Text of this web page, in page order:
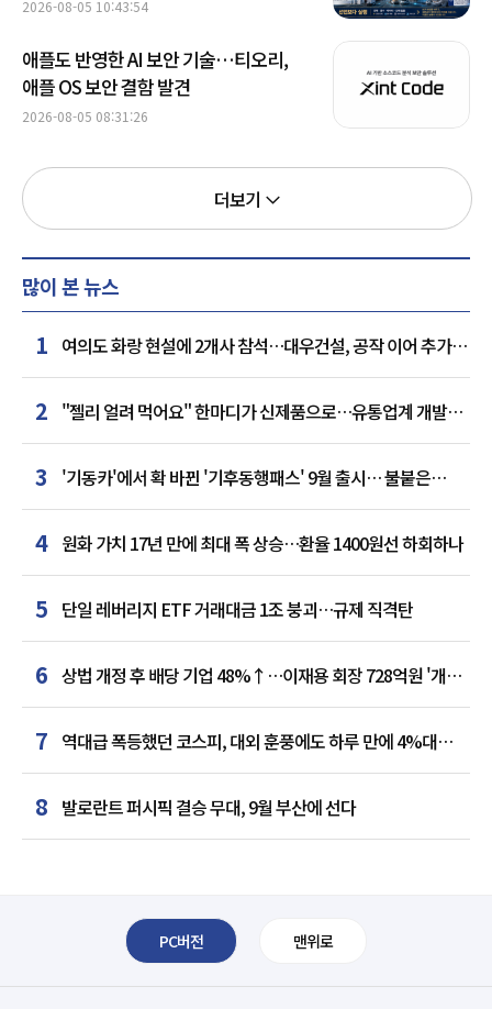
2026-08-05 10:43:54
애플도 반영한 AI 보안 기술…티오리,
애플 OS 보안 결함 발견
2026-08-05 08:31:26
더보기
많이 본 뉴스
1 여의도 화랑 현설에 2개사 참석…대우건설, 공작 이어 추가
거점 확보하나
2 "젤리 얼려 먹어요" 한마디가 신제품으로…유통업계 개발실
된 SNS
3
'기동카'에서 확 바뀐 '기후동행패스' 9월 출시… 불붙은
카드사 경쟁
4 원화 가치 17년 만에 최대 폭 상승…환율 1400원선 하회하나
5 단일 레버리지 ETF 거래대금 1조 붕괴…규제 직격탄
6 상법 개정 후 배당 기업 48%↑…이재용 회장 728억원 '개인
최다'
7 역대급 폭등했던 코스피, 대외 훈풍에도 하루 만에 4%대
급락
8 발로란트 퍼시픽 결승 무대, 9월 부산에 선다
PC버전 맨위로